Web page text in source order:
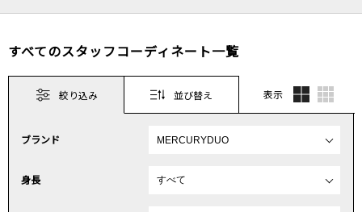
すべてのスタッフコーディネート一覧
絞り込み 並び替え 表示
ブランド
身長